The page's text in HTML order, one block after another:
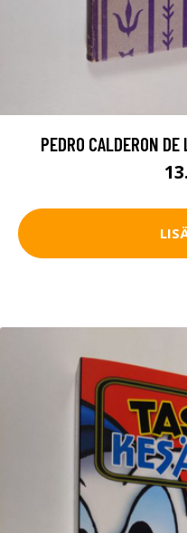
PEDRO CALDERON